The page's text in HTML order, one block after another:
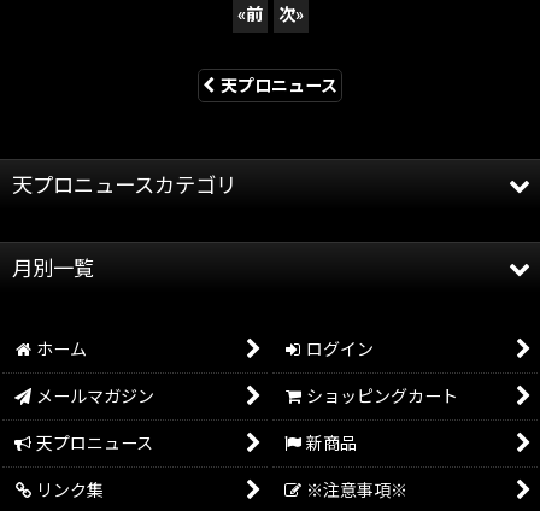
«前 次»
天プロニュース
天プロニュースカテゴリ
天龍プロジェクト
月別一覧
2025年
2024年
2023年
ホーム ログイン
メールマガジン ショッピングカート
天プロニュース 新商品
リンク集 ※注意事項※